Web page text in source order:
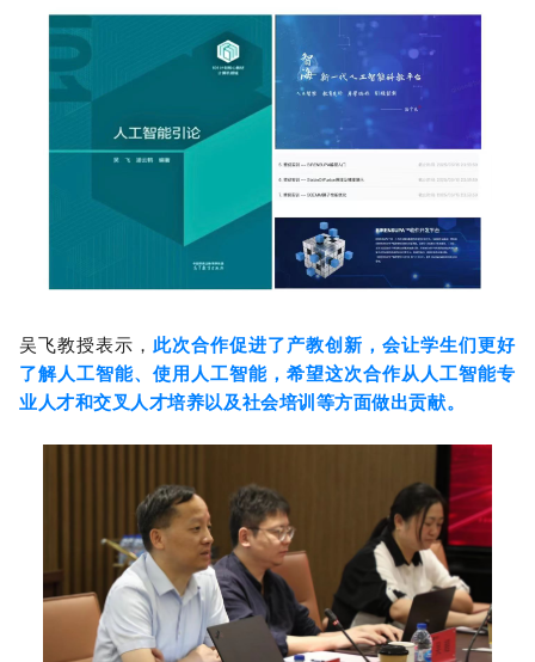
吴飞教授表示，此次合作促进了产教创新，会让学生们更好
了解人工智能、使用人工智能，希望这次合作从人工智能专
业人才和交叉人才培养以及社会培训等方面做出贡献。